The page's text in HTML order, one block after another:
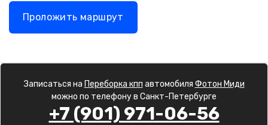
Проложить маршрут
Записаться на Переборка кпп автомобиля Фотон Миди
можно по телефону в Санкт-Петербурге
+7 (901) 971-06-56